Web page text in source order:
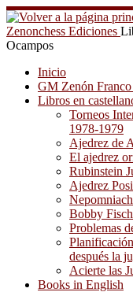
Saltar
al
contenido
Zenonchess Ediciones
Ocampos
Inicio
GM Zenón
Libros en
Torneos
1978-1979
Ajedrez de
El ajedrez
Rubinstein
Ajedrez
Bobby
Problemas
después la
Acierte las
Books in English